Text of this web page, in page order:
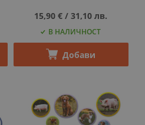
15,90 € ‎/‎ 31,10 лв.
В НАЛИЧНОСТ
Добави